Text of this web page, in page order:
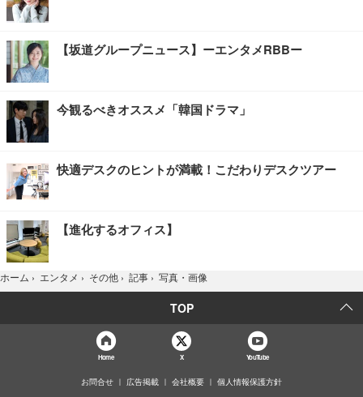
【坂道グループニュース】ーエンタメRBBー
今観るべきオススメ「韓国ドラマ」
快適デスクのヒントが満載！こだわりデスクツアー
【進化するオフィス】
ホーム › エンタメ › その他 › 記事 › 写真・画像
TOP
Home X YouTube
お問合せ 広告掲載 会社概要 個人情報保護方針